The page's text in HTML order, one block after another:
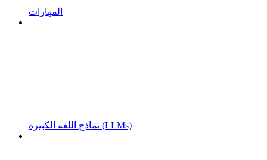
المهارات
نماذج اللغة الكبيرة (LLMs)